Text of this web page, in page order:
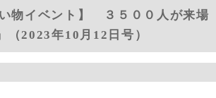
物イベント】 ３５００人が来場
（2023年10月12日号）